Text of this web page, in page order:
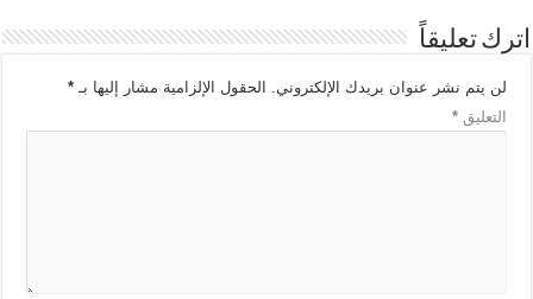
اترك تعليقاً
لن يتم نشر عنوان بريدك الإلكتروني. الحقول الإلزامية مشار إليها بـ*
التعليق*